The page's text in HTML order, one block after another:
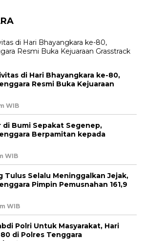
di Hari Bhayangkara ke-80,
Resmi Buka Kejuaraan
WIB
di Bumi Sepakat Segenep,
Berpamitan kepada
WIB
Tulus Selalu Meninggalkan Jejak,
Pimpin Pemusnahan 161,9
WIB
Polri Untuk Masyarakat, Hari
di Polres Tenggara